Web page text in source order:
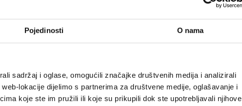
Pojedinosti O nama
sadržaj i oglase, omogućili značajke društvenih medija i analizirali
lokacije dijelimo s partnerima za društvene medije, oglašavanje i
koje ste im pružili ili koje su prikupili dok ste upotrebljavali njihove
Održavanje
Održavanje računala,